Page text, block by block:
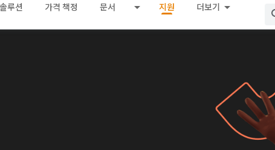
솔루션 가격 책정 문서 지원 더보기